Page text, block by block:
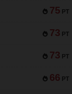
75 PT
73 PT
73 PT
66 PT